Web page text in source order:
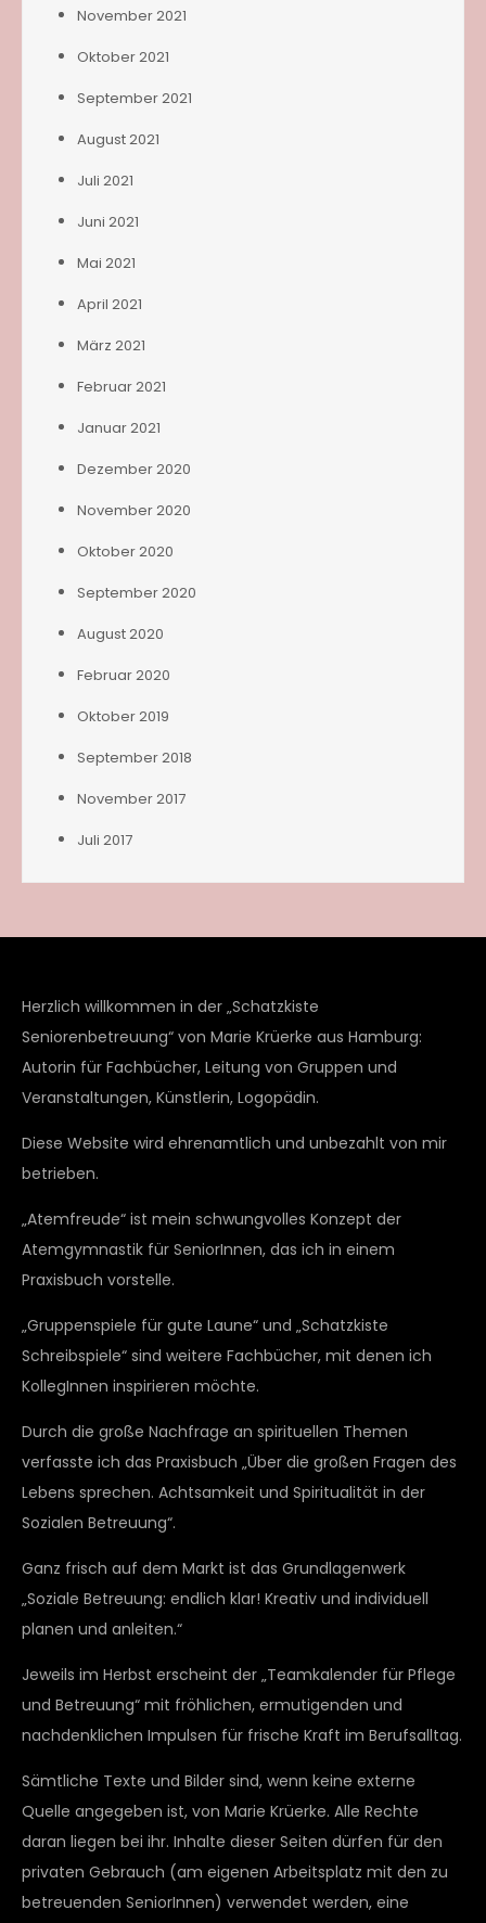
November 2021
Oktober 2021
September 2021
August 2021
Juli 2021
Juni 2021
Mai 2021
April 2021
März 2021
Februar 2021
Januar 2021
Dezember 2020
November 2020
Oktober 2020
September 2020
August 2020
Februar 2020
Oktober 2019
September 2018
November 2017
Juli 2017
Herzlich willkommen in der „Schatzkiste
Seniorenbetreuung“ von Marie Krüerke aus Hamburg:
Autorin für Fachbücher, Leitung von Gruppen und
Veranstaltungen, Künstlerin, Logopädin.
Diese Website wird ehrenamtlich und unbezahlt von mir
betrieben.
„Atemfreude“ ist mein schwungvolles Konzept der
Atemgymnastik für SeniorInnen, das ich in einem
Praxisbuch vorstelle.
„Gruppenspiele für gute Laune“ und „Schatzkiste
Schreibspiele“ sind weitere Fachbücher, mit denen ich
KollegInnen inspirieren möchte.
Durch die große Nachfrage an spirituellen Themen
verfasste ich das Praxisbuch „Über die großen Fragen des
Lebens sprechen. Achtsamkeit und Spiritualität in der
Sozialen Betreuung“.
Ganz frisch auf dem Markt ist das Grundlagenwerk
„Soziale Betreuung: endlich klar! Kreativ und individuell
planen und anleiten.“
Jeweils im Herbst erscheint der „Teamkalender für Pflege
und Betreuung“ mit fröhlichen, ermutigenden und
nachdenklichen Impulsen für frische Kraft im Berufsalltag.
Sämtliche Texte und Bilder sind, wenn keine externe
Quelle angegeben ist, von Marie Krüerke. Alle Rechte
daran liegen bei ihr. Inhalte dieser Seiten dürfen für den
privaten Gebrauch (am eigenen Arbeitsplatz mit den zu
betreuenden SeniorInnen) verwendet werden, eine